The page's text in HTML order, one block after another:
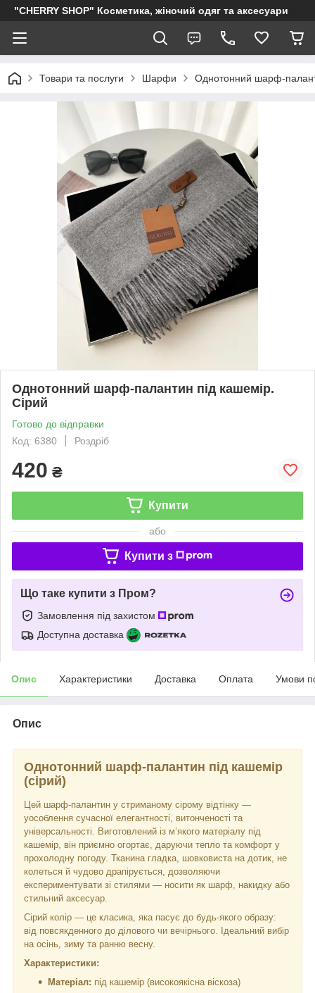
"CHERRY SHOP" Косметика, жіночий одяг та аксесуари
Товари та послуги Шарфи Однотонний шарф-
Однотонний шарф-палантин під кашемір.
Сірий
Готово до відправки
Код: 6380
Роздріб
420 ₴
Купити
або
Купити з
Що таке купити з Пром?
Замовлення під захистом
Доступна доставка
Опис Характеристики Доставка Оплата Умови
Опис
Однотонний шарф-палантин під кашемір
(сірий)
Цей шарф-палантин у стриманому сірому відтінку —
уособлення сучасної елегантності, витонченості та
універсальності. Виготовлений із м’якого матеріалу під
кашемір, він приємно огортає, даруючи тепло та комфорт у
прохолодну погоду. Тканина гладка, шовковиста на дотик, не
колеться й чудово драпірується, дозволяючи
експериментувати зі стилями — носити як шарф, накидку або
стильний аксесуар.
Сірий колір — це класика, яка пасує до будь-якого образу:
від повсякденного до ділового чи вечірнього. Ідеальний вибір
на осінь, зиму та ранню весну.
Характеристики:
Матеріал: під кашемір (високоякісна віскоза)